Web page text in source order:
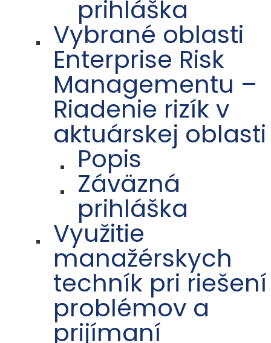
prihláška
Vybrané oblasti
Enterprise Risk
Managementu –
Riadenie rizík v
aktuárskej oblasti
Popis
Záväzná
prihláška
Využitie
manažérskych
techník pri riešení
problémov a
prijímaní